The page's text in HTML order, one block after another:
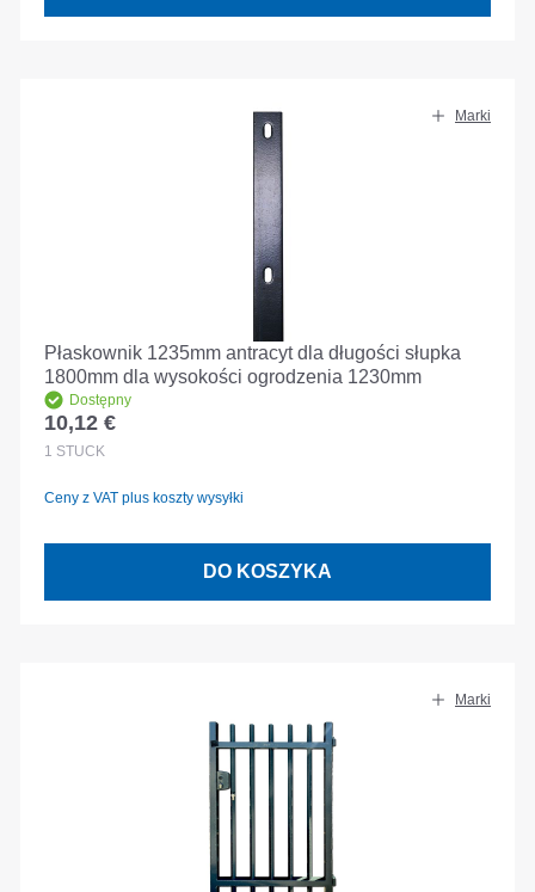
Marki
Płaskownik 1235mm antracyt dla długości słupka
1800mm dla wysokości ogrodzenia 1230mm
Dostępny
Cena regularna:
10,12 €
1 STÜCK
Ceny z VAT plus koszty wysyłki
DO KOSZYKA
Marki